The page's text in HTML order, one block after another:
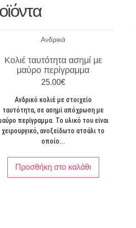
Ανδρικά
Κολιέ ταυτότητα ασημί με
μαύρο περίγραμμα
25.00€
Ανδρικό κολιέ με στοιχείο
ταυτότητα, σε ασημί απόχρωση με
περίγραμμα. Το υλικό του είναι
χειρουργικό, ανοξείδωτο ατσάλι το
οποίο...
Προσθήκη στο καλάθι